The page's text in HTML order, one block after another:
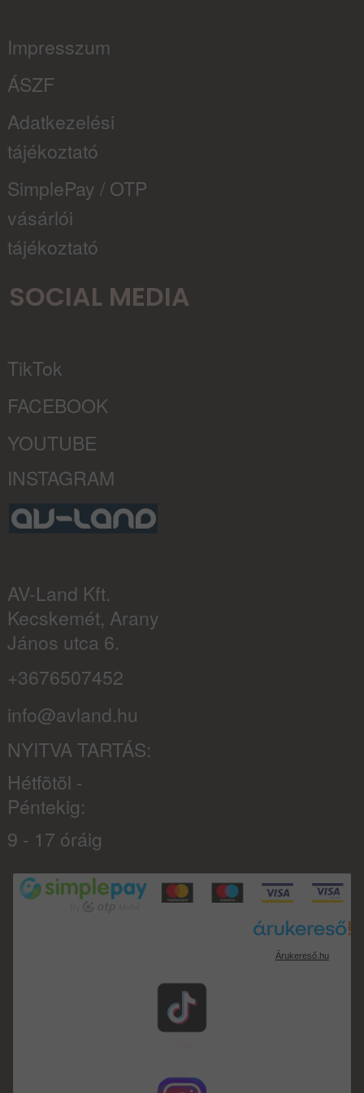
Impresszum
ÁSZF
Adatkezelési
tájékoztató
SimplePay / OTP
vásárlói
tájékoztató
SOCIAL MEDIA
TikTok
FACEBOOK
YOUTUBE
INSTAGRAM
AV-Land Kft.
Kecskemét, Arany
János utca 6.
+3676507452
info@avland.hu
NYITVA TARTÁS:
Hétfõtõl -
Péntekig:
9 - 17 óráig
Árukereső.hu